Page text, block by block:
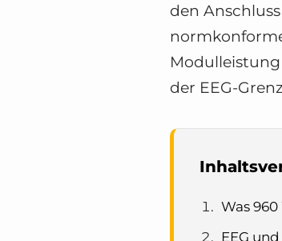
den
der EEG-
Was
EEG